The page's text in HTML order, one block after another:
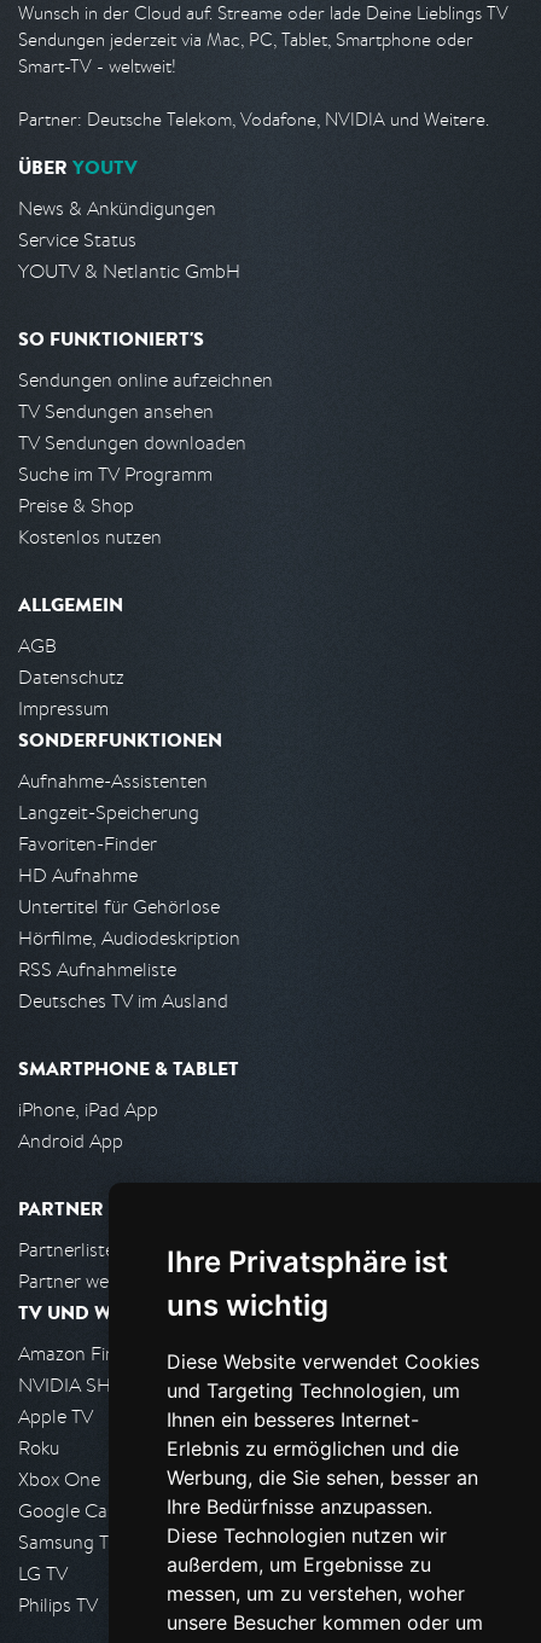
Ihre Privatsphäre ist
uns wichtig
Diese Website verwendet Cookies
und Targeting Technologien, um
Ihnen ein besseres Internet-
Erlebnis zu ermöglichen und die
Werbung, die Sie sehen, besser an
Ihre Bedürfnisse anzupassen.
Diese Technologien nutzen wir
außerdem, um Ergebnisse zu
messen, um zu verstehen, woher
unsere Besucher kommen oder um
Wunsch in der Cloud auf. Streame oder lade Deine Lieblings TV
Sendungen jederzeit via Mac, PC, Tablet, Smartphone oder
Smart-TV - weltweit!
Partner: Deutsche Telekom, Vodafone, NVIDIA und Weitere.
ÜBER YOUTV
News & Ankündigungen
Service Status
YOUTV & Netlantic GmbH
SO FUNKTIONIERT'S
Sendungen online aufzeichnen
TV Sendungen ansehen
TV Sendungen downloaden
Suche im TV Programm
Preise & Shop
Kostenlos nutzen
ALLGEMEIN
AGB
Datenschutz
Impressum
SONDERFUNKTIONEN
Aufnahme-Assistenten
Langzeit-Speicherung
Favoriten-Finder
HD Aufnahme
Untertitel für Gehörlose
Hörfilme, Audiodeskription
RSS Aufnahmeliste
Deutsches TV im Ausland
SMARTPHONE & TABLET
iPhone, iPad App
Android App
PARTNER
Partnerliste
Partner werden
TV UND WOHNZIMMER
Amazon FireTV
NVIDIA SHIELD, Google TV
Apple TV
Roku
Xbox One
Google Cast
Samsung TV
LG TV
Philips TV